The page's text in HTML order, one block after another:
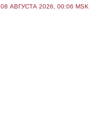
08 АВГУСТА 2026, 00:06 MSK